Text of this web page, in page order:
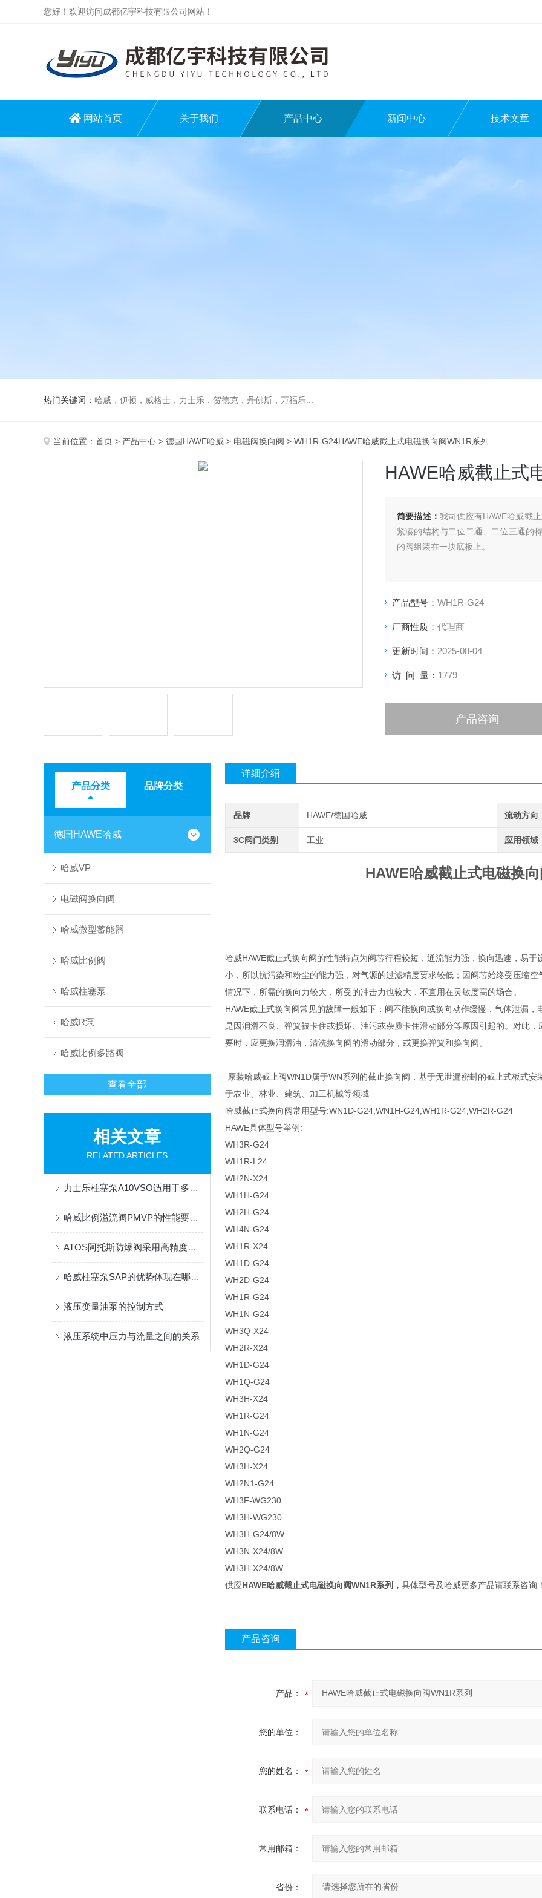
您好！欢迎访问成都亿宇科技有限公司网站！
网站首页 关于我们 产品中心 新闻中心 技术文章
热门关键词： 哈威，伊顿，威格士，力士乐，贺德克，丹佛斯，万福乐...
当前位置： 首页 > 产品中心 > 德国HAWE哈威 > 电磁阀换向阀 > WH1R-G24HAWE哈威截止式电磁换向阀WN1R系列
HAWE哈威截止式
简要描述： 我司供应有HAWE哈威截
紧凑的结构与二位二通、二位三通的
的阀组装在一块底板上。
产品型号： WH1R-G24
厂商性质： 代理商
更新时间： 2025-08-04
访 问 量： 1779
产品咨询
产品分类 品牌分类
德国HAWE哈威
哈威VP
电磁阀换向阀
哈威微型蓄能器
哈威比例阀
哈威柱塞泵
哈威R泵
哈威比例多路阀
查看全部
相关文章
RELATED ARTICLES
力士乐柱塞泵A10VSO适用于多种工作条件和环境
哈威比例溢流阀PMVP的性能要求有哪些？这里有着详细的分析
ATOS阿托斯防爆阀采用高精度压力传感器与调节装置
哈威柱塞泵SAP的优势体现在哪些方面？
液压变量油泵的控制方式
液压系统中压力与流量之间的关系
详细介绍
品牌 HAWE/德国哈威 流动方向
3C阀门类别 工业 应用领域
HAWE哈威截止式电磁换
哈威HAWE截止式换向阀的性能特点为阀芯行程较短，通流能力强，换向迅速，易
小，所以抗污染和粉尘的能力强，对气源的过滤精度要求较低；因阀芯始终受压缩
情况下，所需的换向力较大，所受的冲击力也较大，不宜用在灵敏度高的场合。
HAWE截止式换向阀常见的故障一般如下：阀不能换向或换向动作缓慢，气体泄漏
是因润滑不良、弹簧被卡住或损坏、油污或杂质卡住滑动部分等原因引起的。对此
要时，应更换润滑油，清洗换向阀的滑动部分，或更换弹簧和换向阀。
原装哈威截止阀WN1D属于WN系列的截止换向阀，基于无泄漏密封的截止式板式
于农业、林业、建筑、加工机械等领域
哈威截止式换向阀常用型号:WN1D-G24,WN1H-G24,WH1R-G24,WH2R-G24
HAWE具体型号举例:
WH3R-G24
WH1R-L24
WH2N-X24
WH1H-G24
WH2H-G24
WH4N-G24
WH1R-X24
WH1D-G24
WH2D-G24
WH1R-G24
WH1N-G24
WH3Q-X24
WH2R-X24
WH1D-G24
WH1Q-G24
WH3H-X24
WH1R-G24
WH1N-G24
WH2Q-G24
WH3H-X24
WH2N1-G24
WH3F-WG230
WH3H-WG230
WH3H-G24/8W
WH3N-X24/8W
WH3H-X24/8W
供应HAWE哈威截止式电磁换向阀WN1R系列 ， 具体型号及哈威更多产品请联系咨询
产品咨询
产品：
您的单位：
您的姓名：
联系电话：
常用邮箱：
省份：